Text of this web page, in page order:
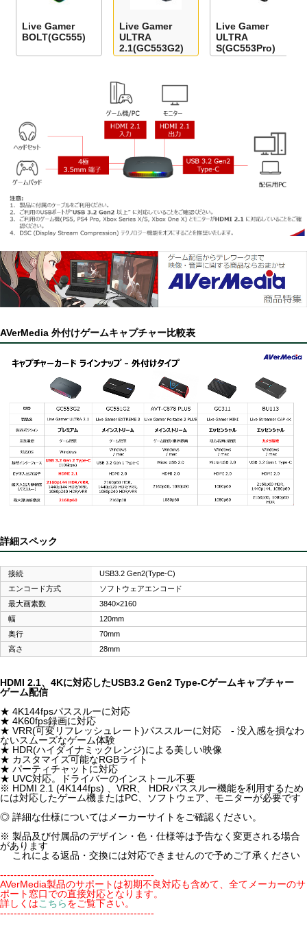
Live Gamer
BOLT(GC555)
Live Gamer
ULTRA
2.1(GC553G2)
Live Gamer
ULTRA
S(GC553Pro)
AVerMedia 外付けゲームキャプチャー比較表
詳細スペック
接続
USB3.2 Gen2(Type-C)
エンコード方式
ソフトウェアエンコード
最大画素数
3840×2160
幅
120mm
奥行
70mm
高さ
28mm
HDMI 2.1、4Kに対応したUSB3.2 Gen2 Type-Cゲームキャプチャー
ゲーム配信
★ 4K144fpsパススルーに対応
★ 4K60fps録画に対応
★ VRR(可変リフレッシュレート)パススルーに対応 - 没入感を損なわ
ないスムーズなゲーム体験
★ HDR(ハイダイナミックレンジ)による美しい映像
★ カスタマイズ可能なRGBライト
★ パーティチャットに対応
★ UVC対応。ドライバーのインストール不要
※ HDMI 2.1 (4K144fps) 、VRR、 HDRパススルー機能を利用するため
には対応したゲーム機またはPC、ソフトウェア、モニターが必要です
◎ 詳細な仕様についてはメーカーサイトをご確認ください。
※ 製品及び付属品のデザイン・色・仕様等は予告なく変更される場合
があります
これによる返品・交換には対応できませんので予めご了承ください
---------------------------------------------
AVerMedia製品のサポートは初期不良対応も含めて、全てメーカーのサ
ポート窓口での直接対応となります。
詳しくはこちらをご覧下さい。
---------------------------------------------